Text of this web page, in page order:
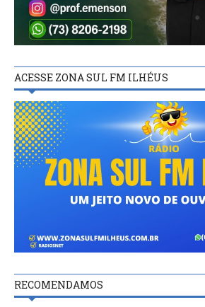
ACESSE ZONA SUL FM ILHÉUS
RECOMENDAMOS